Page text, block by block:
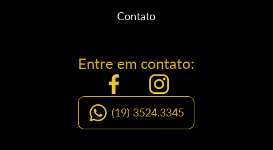
Contato
Entre em contato:
(19) 3524.3345